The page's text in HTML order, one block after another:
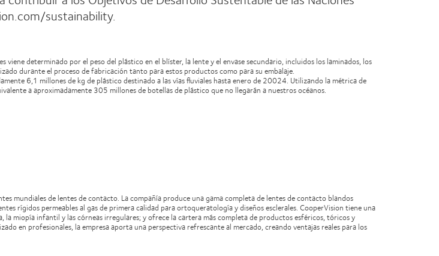
sustainability.
determinado por el peso del plástico en el blíster, la lente y el envase secundario, incluidos los laminados, los
durante el proceso de fabricación tanto para estos productos como para su embalaje.
6,1 millones de kg de plástico destinado a las vías fluviales hasta enero de 20024. Utilizando la métrica de
a aproximadamente 305 millones de botellas de plástico que no llegarán a nuestros océanos.
mundiales de lentes de contacto. La compañía produce una gama completa de lentes de contacto blandos
rígidos permeables al gas de primera calidad para ortoqueratología y diseños esclerales. CooperVision tiene una
miopía infantil y las córneas irregulares; y ofrece la cartera más completa de productos esféricos, tóricos y
en profesionales, la empresa aporta una perspectiva refrescante al mercado, creando ventajas reales para los